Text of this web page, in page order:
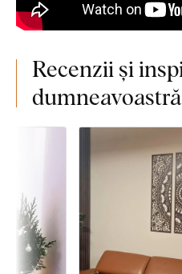
Recenzii și
dumneavoastră